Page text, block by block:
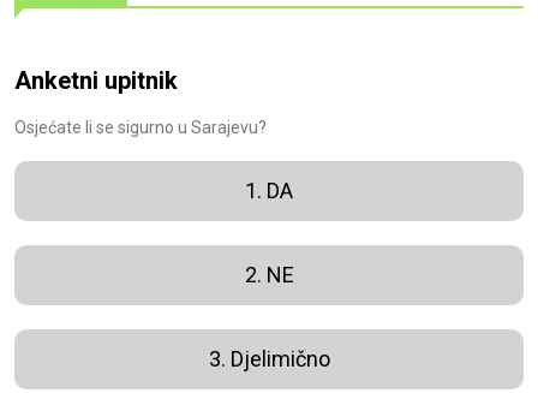
Anketni upitnik
Osjećate li se sigurno u Sarajevu?
1. DA
2. NE
3. Djelimično